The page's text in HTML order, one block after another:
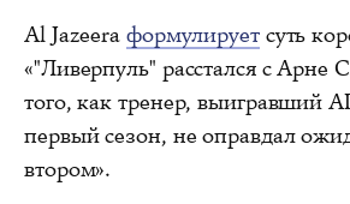
Al Jazeera формулируетсуть
«"Ливерпуль" расстался с Арне
того, как тренер, выигравший
первый сезон, не оправдал
втором».